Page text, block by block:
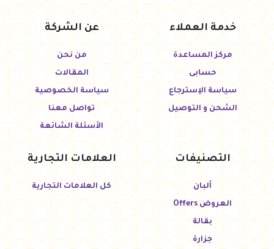
خدمة العملاء
مركز المساعدة
حسابى
سياسة الإسترجاع
الشحن و التوصيل
عن الشركة
من نحن
المقالات
سياسة الخصوصية
تواصل معنا
الأسئلة الشائعة
التصنيفات
ألبان
العروض Offers
بقالة
جزارة
العلامات التجارية
كل العلامات التجارية